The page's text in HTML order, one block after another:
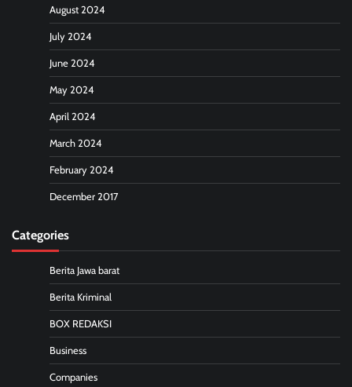
August 2024
July 2024
June 2024
May 2024
April 2024
March 2024
February 2024
December 2017
Categories
Berita Jawa barat
Berita Kriminal
BOX REDAKSI
Business
Companies